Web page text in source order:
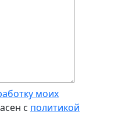
моих
с политикой